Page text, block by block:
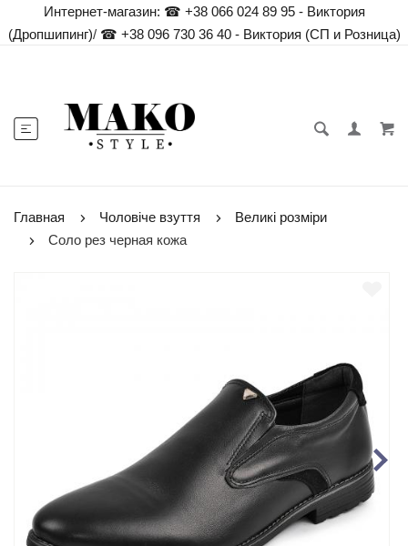
Интернет-магазин: ☎ +38 066 024 89 95 - Виктория
(Дропшипинг)/☎ +38 096 730 36 40 - Виктория (СП и Розница)
Главная Чоловіче взуття
Великі розміри
Соло рез черная кожа